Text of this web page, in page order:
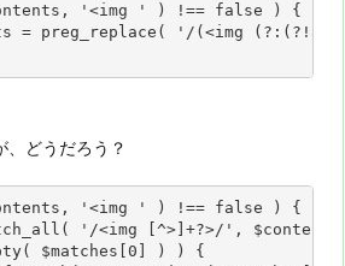
'<img ' ) !== false ) {
どうだろう？
'<img ' ) !== false ) {